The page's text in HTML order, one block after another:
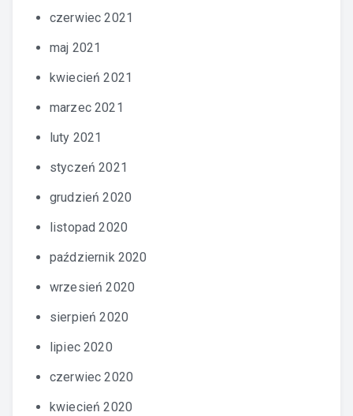
czerwiec 2021
maj 2021
kwiecień 2021
marzec 2021
luty 2021
styczeń 2021
grudzień 2020
listopad 2020
październik 2020
wrzesień 2020
sierpień 2020
lipiec 2020
czerwiec 2020
kwiecień 2020